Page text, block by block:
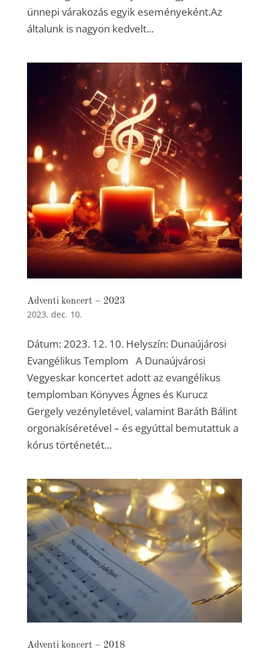
ünnepi várakozás egyik eseményeként.Az
általunk is nagyon kedvelt...
Adventi koncert – 2023
2023. dec. 10.
Dátum: 2023. 12. 10. Helyszín: Dunaújárosi
Evangélikus Templom A Dunaújvárosi
Vegyeskar koncertet adott az evangélikus
templomban Könyves Ágnes és Kurucz
Gergely vezényletével, valamint Baráth Bálint
orgonakíséretével – és egyúttal bemutattuk a
kórus történetét...
Adventi koncert – 2018